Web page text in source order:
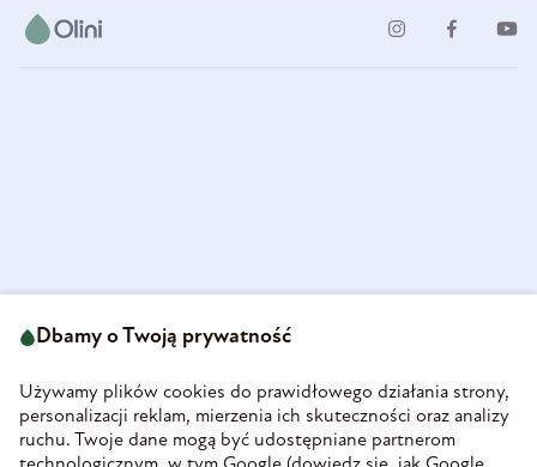
58-160 Świebodzice
REGON 890213034
INFORMACJE
Dbamy o Twoją prywatność
Używamy plików cookies do prawidłowego działania strony,
personalizacji reklam, mierzenia ich skuteczności oraz analizy
ruchu. Twoje dane mogą być udostępniane partnerom